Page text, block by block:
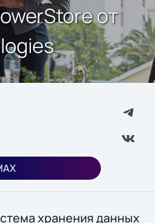
от
хранения данных